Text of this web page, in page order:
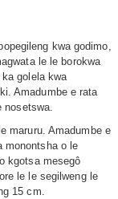
kwa godimo,
le le borokwa
golela kwa
Amadumbe e rata
nosetswa.
maruru. Amadumbe e
monontsha o le
kgotsa mesegô
le le segilweng le
15 cm.